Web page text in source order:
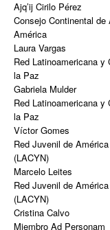
Ajq’ij Cirilo Pérez
Consejo Continental
América
Laura Vargas
Red Latinoamericana y
la Paz
Gabriela Mulder
Red Latinoamericana y
la Paz
Víctor Gomes
Red Juvenil de
(LACYN)
Marcelo Leites
Red Juvenil de
(LACYN)
Cristina Calvo
Miembro Ad Personam